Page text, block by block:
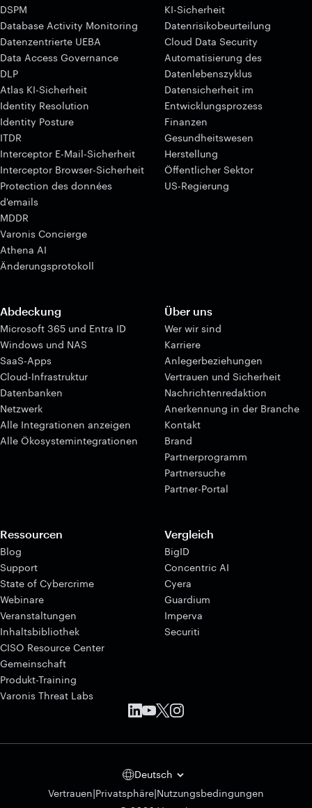
DSPM
Database Activity Monitoring
Datenzentrierte UEBA
Data Access Governance
DLP
Atlas KI-Sicherheit
Identity Resolution
Identity Posture
ITDR
Interceptor E-Mail-Sicherheit
Interceptor Browser-Sicherheit
Protection des données
d'emails
MDDR
Varonis Concierge
Athena AI
Änderungsprotokoll
KI-Sicherheit
Datenrisikobeurteilung
Cloud Data Security
Automatisierung des
Datenlebenszyklus
Datensicherheit im
Entwicklungsprozess
Finanzen
Gesundheitswesen
Herstellung
Öffentlicher Sektor
US-Regierung
Abdeckung
Microsoft 365 und Entra ID
Windows und NAS
SaaS-Apps
Cloud-Infrastruktur
Datenbanken
Netzwerk
Alle Integrationen anzeigen
Alle Ökosystemintegrationen
Über uns
Wer wir sind
Karriere
Anlegerbeziehungen
Vertrauen und Sicherheit
Nachrichtenredaktion
Anerkennung in der Branche
Kontakt
Brand
Partnerprogramm
Partnersuche
Partner-Portal
Ressourcen
Blog
Support
State of Cybercrime
Webinare
Veranstaltungen
Inhaltsbibliothek
CISO Resource Center
Gemeinschaft
Produkt-Training
Varonis Threat Labs
Vergleich
BigID
Concentric AI
Cyera
Guardium
Imperva
Securiti
Deutsch
Vertrauen|Privatsphäre|Nutzungsbedingungen